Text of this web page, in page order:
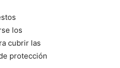
los
cubrir las
protección